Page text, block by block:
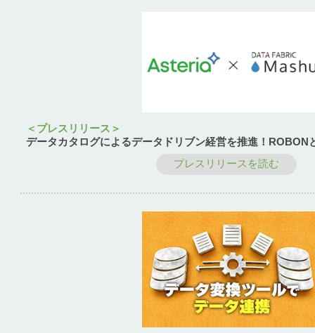
＜プレスリリース＞
データカタログによるデータドリブン経営を推進！ROBON
プレスリリースを読む